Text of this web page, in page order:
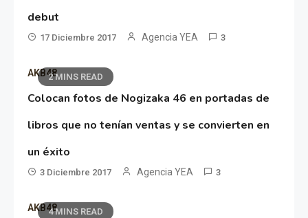
debut
17 Diciembre 2017 Agencia YEA 3
2 MINS READ
AKB48
Colocan fotos de Nogizaka 46 en portadas de
libros que no tenían ventas y se convierten en
un éxito
3 Diciembre 2017 Agencia YEA 3
4 MINS READ
AKB48